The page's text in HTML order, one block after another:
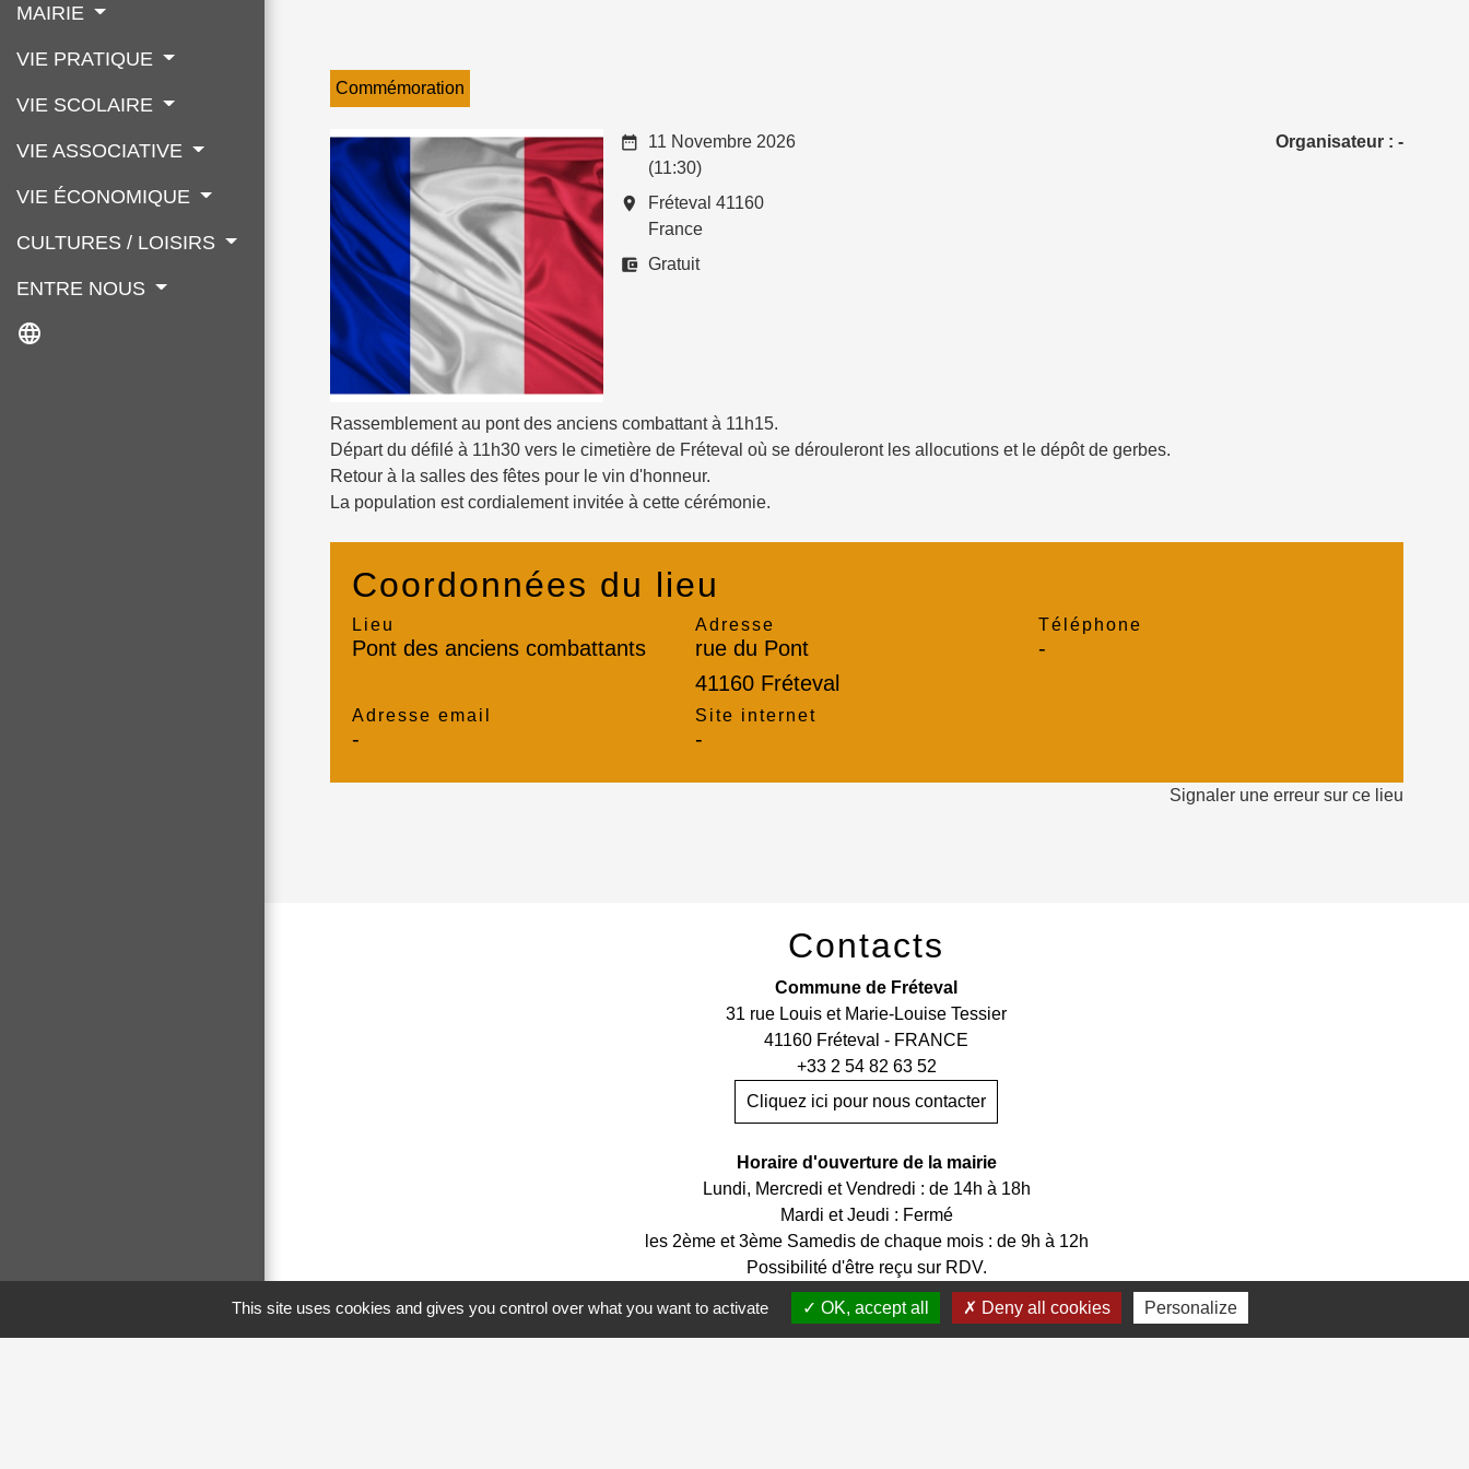
MAIRIE
VIE PRATIQUE
VIE SCOLAIRE
VIE ASSOCIATIVE
VIE ÉCONOMIQUE
CULTURES / LOISIRS
ENTRE NOUS
language
Commémoration
date_range
11 Novembre 2026
(11:30)
room
Fréteval 41160
France
account_balance_wallet Gratuit
Organisateur : -
Rassemblement au pont des anciens combattant à 11h15.
Départ du défilé à 11h30 vers le cimetière de Fréteval où se dérouleront les allocutions et le dépôt de gerbes.
Retour à la salles des fêtes pour le vin d'honneur.
La population est cordialement invitée à cette cérémonie.
Coordonnées du lieu
Lieu
Pont des anciens combattants
Adresse
rue du Pont
41160 Fréteval
Téléphone
-
Adresse email
-
Site internet
-
Signaler une erreur sur ce lieu
Contacts
Commune de Fréteval
31 rue Louis et Marie-Louise Tessier
41160 Fréteval - FRANCE
+33 2 54 82 63 52
Cliquez ici pour nous contacter
Horaire d'ouverture de la mairie
Lundi, Mercredi et Vendredi : de 14h à 18h
Mardi et Jeudi : Fermé
les 2ème et 3ème Samedis de chaque mois : de 9h à 12h
Possibilité d'être reçu sur RDV.
This site uses cookies and gives you control over what you want to activate OK, accept all Deny all cookies Personalize